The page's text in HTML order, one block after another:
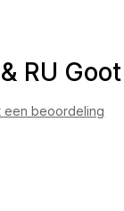
RU Goot
een beoordeling